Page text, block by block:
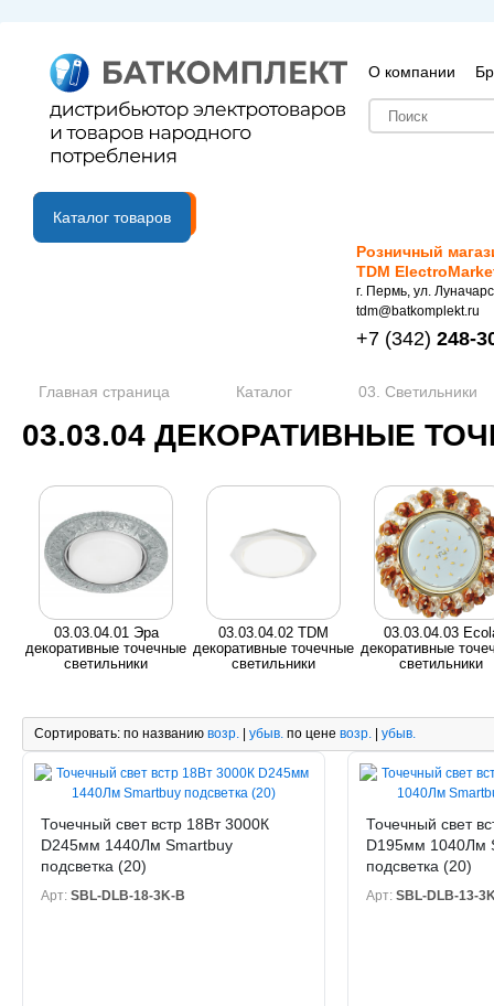
О компании
B2B портал
Каталог товаров
Розничный
TDM
г. Пермь, ул.
tdm@batkomplekt.ru
+7 (342) 248-
Главная страница Каталог 03. Светильники
03.03.04 ДЕКОРАТИВНЫЕ
03.03.04.01 Эра
декоративные точечные
светильники
03.03.04.02 ТDМ
декоративные точечные
светильники
03.03.04.03
декоративные
светильники
Сортировать: по названию возр. | убыв. по цене возр. | убыв.
Точечный свет встр 18Вт 3000К
D245мм 1440Лм Smartbuy
подсветка (20)
Арт: SBL-DLB-18-3K-B
Точечный свет
D195мм 1040Лм
подсветка (20)
Арт: SBL-DLB-13-